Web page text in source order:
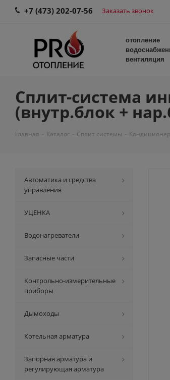
+7 (473) 202-07-56 Заказать звонок
отопление
вентиляция
Сплит-система
(внутр.блок +
Главная - Каталог - Сплит системы -
Автоматика и средства
управления
УЦЕНКА
Водонагреватели
Запасные части
Контрольно-измерительные
приборы
Дымоходы
Котельная арматура
Запорная арматура и
регулирующая арматура